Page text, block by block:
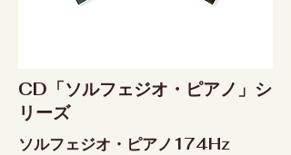
CD「ソルフェジオ・ピアノ」シ
リーズ
ソルフェジオ・ピアノ174Hz